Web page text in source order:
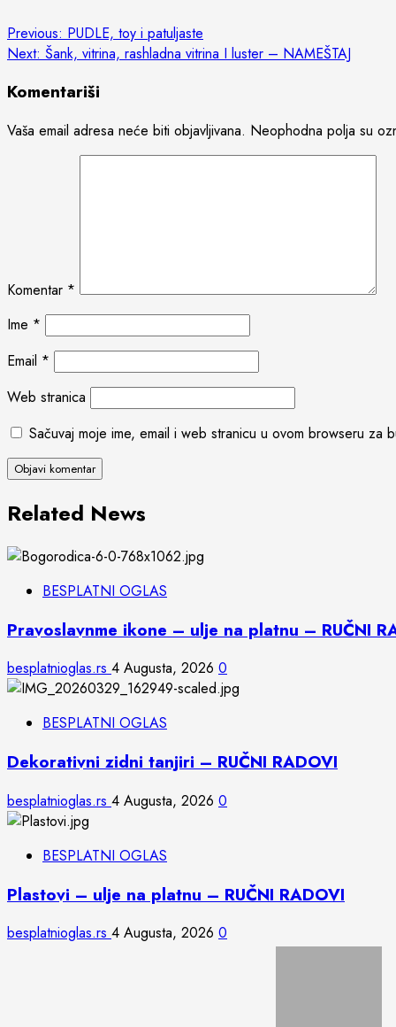
Post
navigation
Previous: PUDLE, toy i patuljaste
Next: Šank, vitrina, rashladna vitrina I luster – NAMEŠTAJ
Komentariši
Vaša email adresa neće biti objavljivana. Neophodna polja su
Komentar *
Ime *
Email *
Web stranica
Sačuvaj moje ime, email i web stranicu u ovom browseru za
Related News
BESPLATNI OGLAS
Pravoslavnme ikone – ulje na platnu – RUČNI
besplatnioglas.rs 4 Augusta, 2026 0
BESPLATNI OGLAS
Dekorativni zidni tanjiri – RUČNI RADOVI
besplatnioglas.rs 4 Augusta, 2026 0
BESPLATNI OGLAS
Plastovi – ulje na platnu – RUČNI RADOVI
besplatnioglas.rs 4 Augusta, 2026 0